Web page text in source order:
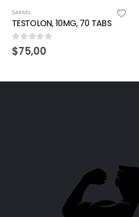
SARMS
TESTOLON, 10MG, 70 TABS
0out of 5
$75,00